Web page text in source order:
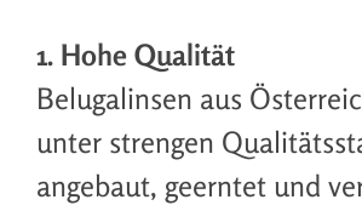
1. Hohe Qualität
Belugalinsen aus
unter strengen
angebaut, geerntet und